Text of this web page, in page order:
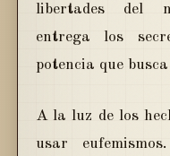
libertades del
entrega los
potencia que
A la luz de los
usar